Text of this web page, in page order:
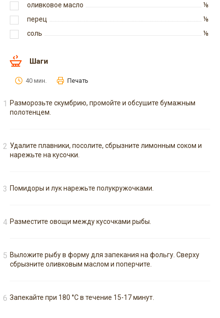
оливковое масло
⅛
перец
⅛
соль
⅛
Шаги
40 мин. Печать
Разморозьте скумбрию, промойте и обсушите бумажным
полотенцем.
Удалите плавники, посолите, сбрызните лимонным соком и
нарежьте на кусочки.
Помидоры и лук нарежьте полукружочками.
Разместите овощи между кусочками рыбы.
Выложите рыбу в форму для запекания на фольгу. Сверху
сбрызните оливковым маслом и поперчите.
Запекайте при 180 °C в течение 15-17 минут.